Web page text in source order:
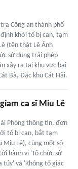
Công an thành phố
khởi tố bị can, tạm
(tên thật Lê Ánh
sử dụng trái phép
xảy ra tại khu vực bãi
Bà, Đặc khu Cát Hải.
ca sĩ Miu Lê
Phòng thông tin, đơn
tố bị can, bắt tạm
Miu Lê), cùng một số
hành vi 'Tổ chức sử
túy' và 'Không tố giác